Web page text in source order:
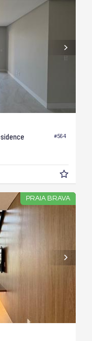
#564
PRAIA BRAVA